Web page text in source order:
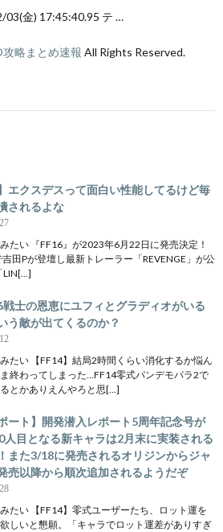
03(金) 17:45:40.95 テ …
攻略まとめ速報 All Rights Reserved.
エクスデスって面白い性能してるけど毎
されるよな
たい 『FF16』が2023年6月22日に発売決定！
田Pが登壇し最新トレーラー「REVENGE」が公
LIN[…]
戦士の恩恵にユフィとグラディオがいる
う敵が出てくるのか？
たい 【FF14】結局2時間くらい消化するか悩ん
終わってしまった…FF14零式パンデモパラ2で
とかありえんやろと思[…]
ート】開発潜入レポート5周年記念号が
人目となる新キャラは2月末に実装される
また3/18に発売されるオリジンからジャ
売以降から順次追加されるようだぞ
たい 【FF14】零式ユーザーたち、ロット運を
しいと懇願。「キャラでロット運差がありすぎ